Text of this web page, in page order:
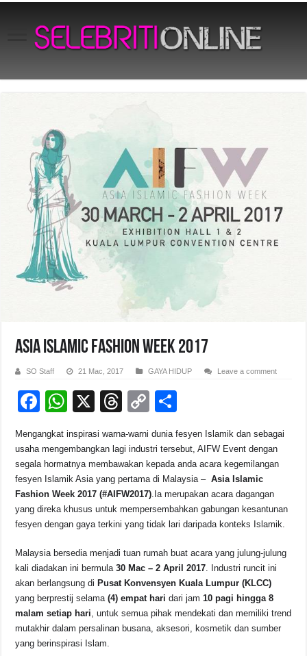
ASIA ISLAMIC FASHION WEEK 2017
SO Staff 21 Mac, 2017 GAYA HIDUP Leave a comment
F
a
c
e
b
o
o
k
W
h
at
s
A
p
p
X
T
e
a
d
s
C
o
p
y
Li
n
k
h
ar
e
Mengangkat inspirasi warna-warni dunia fesyen Islamik dan sebagai
usaha mengembangkan lagi industri tersebut, AIFW Event dengan
segala hormatnya membawakan kepada anda acara kegemilangan
fesyen Islamik Asia yang pertama di Malaysia – Asia Islamic
Fashion Week 2017 (#AIFW2017).Ia merupakan acara dagangan
yang direka khusus untuk mempersembahkan gabungan kesantunan
fesyen dengan gaya terkini yang tidak lari daripada konteks Islamik.
Malaysia bersedia menjadi tuan rumah buat acara yang julung-julung
kali diadakan ini bermula30 Mac – 2 April 2017. Industri runcit ini
akan berlangsung di Pusat Konvensyen Kuala Lumpur (KLCC)
yang berprestij selama(4) empat hari dari jam10 pagi hingga 8
malam setiap hari, untuk semua pihak mendekati dan memiliki trend
mutakhir dalam persalinan busana, aksesori, kosmetik dan sumber
yang berinspirasi Islam.